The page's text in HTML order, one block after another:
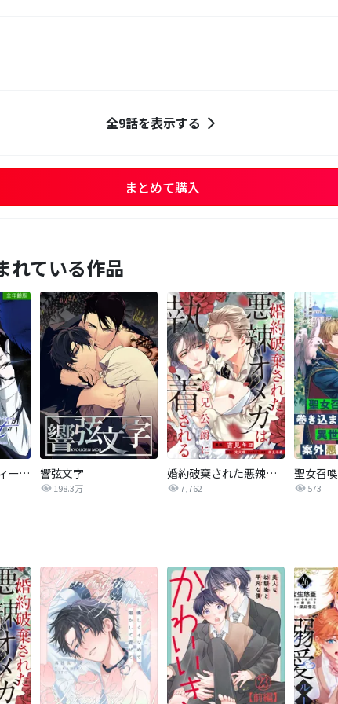
全9話を表示する
まとめて購入
れている作品
Deep Pivot ディープピボット【全年齢版】 響弦文字
198.3万
婚約破棄された悪辣オメガは義兄公爵に執着される 【連載版】
7,762 573